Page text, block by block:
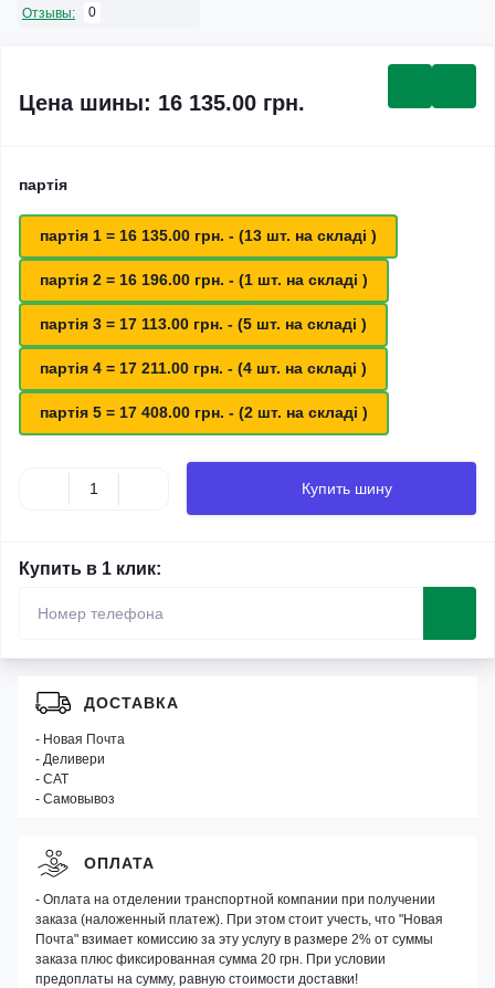
Отзывы: 0
Цена шины: 16 135.00 грн.
партія
партія 1 = 16 135.00 грн. - (13 шт. на складі )
партія 2 = 16 196.00 грн. - (1 шт. на складі )
партія 3 = 17 113.00 грн. - (5 шт. на складі )
партія 4 = 17 211.00 грн. - (4 шт. на складі )
партія 5 = 17 408.00 грн. - (2 шт. на складі )
Купить шину
Купить в 1 клик:
ДОСТАВКА
- Новая Почта
- Деливери
- САТ
- Самовывоз
ОПЛАТА
- Оплата на отделении транспортной компании при получении
заказа (наложенный платеж). При этом стоит учесть, что "Новая
Почта" взимает комиссию за эту услугу в размере 2% от суммы
заказа плюс фиксированная сумма 20 грн. При условии
предоплаты на сумму, равную стоимости доставки!